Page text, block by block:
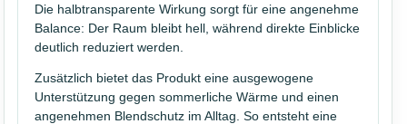
Die halbtransparente Wirkung sorgt für eine angenehme
Balance: Der Raum bleibt hell, während direkte Einblicke
deutlich reduziert werden.
Zusätzlich bietet das Produkt eine ausgewogene
Unterstützung gegen sommerliche Wärme und einen
angenehmen Blendschutz im Alltag. So entsteht eine